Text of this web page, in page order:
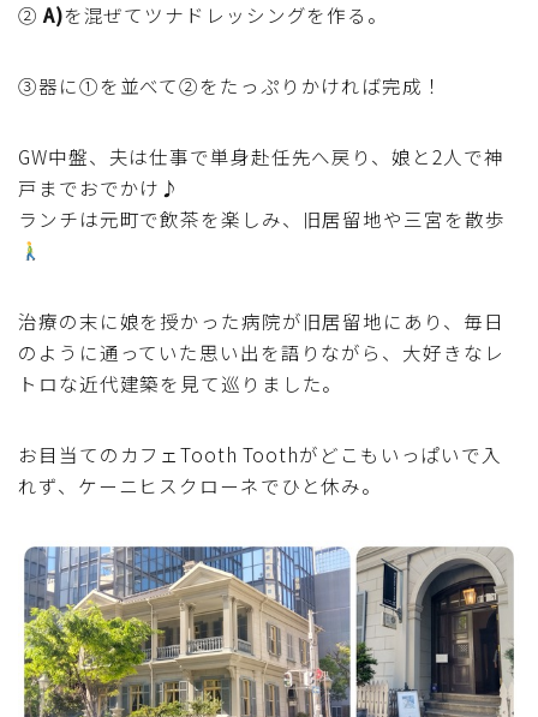
② A)を混ぜてツナドレッシングを作る。
③器に①を並べて②をたっぷりかければ完成！
GW中盤、夫は仕事で単身赴任先へ戻り、娘と2人で神
戸までおでかけ♪
ランチは元町で飲茶を楽しみ、旧居留地や三宮を散歩
治療の末に娘を授かった病院が旧居留地にあり、毎日
のように通っていた思い出を語りながら、大好きなレ
トロな近代建築を見て巡りました。
お目当てのカフェTooth Toothがどこもいっぱいで入
れず、ケーニヒスクローネでひと休み。